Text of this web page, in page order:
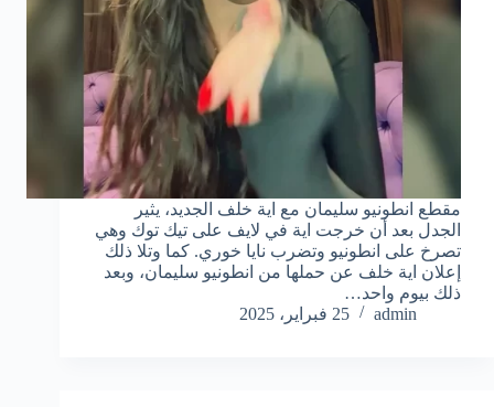
مقطع انطونيو سليمان مع اية خلف الجديد، يثير
الجدل بعد أن خرجت اية في لايف على تيك توك وهي
تصرخ على انطونيو وتضرب نايا خوري. كما وتلا ذلك
إعلان اية خلف عن حملها من انطونيو سليمان، وبعد
ذلك بيوم واحد…
admin
25 فبراير، 2025